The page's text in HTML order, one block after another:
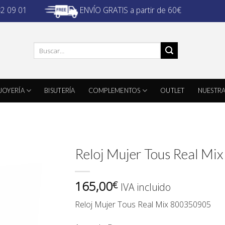
09 01 ENVÍO GRATIS a partir de 60€
por:
JOYERÍA BISUTERÍA COMPLEMENTOS OUTLET
Reloj Mujer Tous Real
165,00€ IVA incluido
Reloj Mujer Tous Real Mix 800350905